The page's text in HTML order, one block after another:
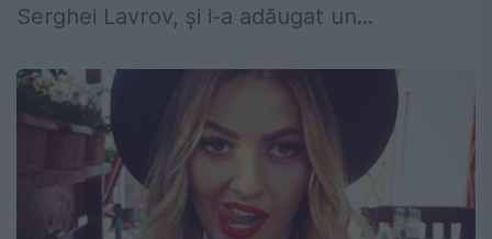
Serghei Lavrov, și i-a adăugat un...